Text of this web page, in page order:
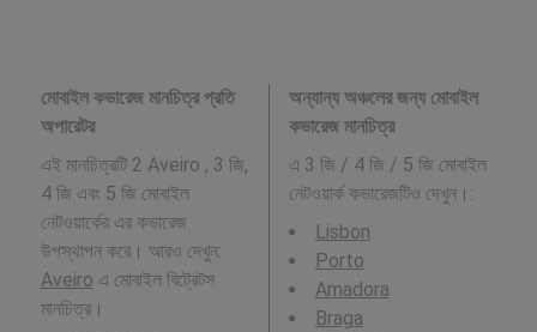
মোবাইল কভারেজ মানচিত্র প্রতি
অপারেটর
এই মানচিত্রটি 2 Aveiro , 3 জি,
4 জি এবং 5 জি মোবাইল
নেটওয়ার্কের এর কভারেজ
উপস্থাপন করে। আরও দেখুন:
Aveiro এ মোবাইল বিট্রেটস
মানচিত্র।
অন্যান্য অঞ্চলের জন্য মোবাইল
কভারেজ মানচিত্র
এ 3 জি / 4 জি / 5 জি মোবাইল
নেটওয়ার্ক কভারেজটিও দেখুন।:
Lisbon
Porto
Amadora
Braga